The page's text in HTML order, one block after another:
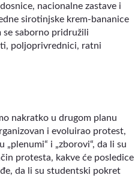
nacionalne zastave i
sirotinjske krem-bananice
se saborno pridružili
poljoprivrednici, ratni
nakratko u drugom planu
i evoluirao protest,
i „zborovi“, da li su
protesta, kakve će posledice
da li su studentski pokret